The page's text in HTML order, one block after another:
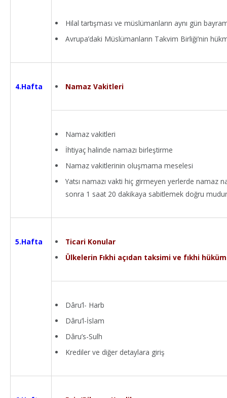
Hilal tartışması ve müslümanların aynı gün
Avrupa’daki Müslümanların Takvim Birliği’nin
4.Hafta Namaz Vakitleri
Namaz vakitleri
İhtiyaç halinde namazı birleştirme
Namaz vakitlerinin oluşmama meselesi
Yatsı namazı vakti hiç girmeyen yerlerde namaz
sonra 1 saat 20 dakikaya sabitlemek doğru
5.Hafta
Ticari Konular
Ülkelerin Fıkhi açıdan taksimi ve fıkhi
Dâru’l- Harb
Dâru’l-İslam
Dâru’s-Sulh
Krediler ve diğer detaylara giriş